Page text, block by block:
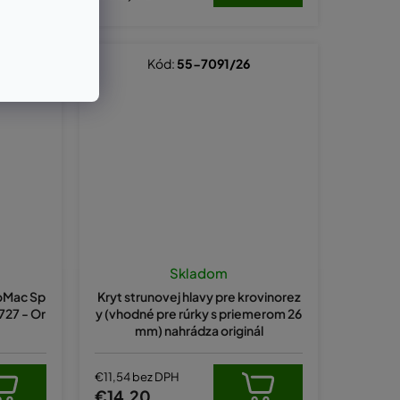
Sp
- Or
Kryt strunovej hlavy pre krovinorez
y (vhodné pre rúrky s priemerom 26
mm) nahrádza originál
Skladom
€11,54 bez DPH
€14,20
Kód: 55-7091/26